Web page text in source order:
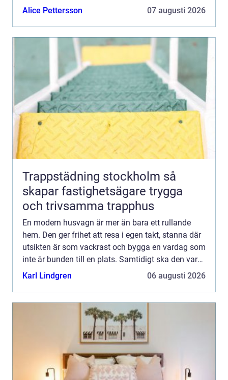
praktisk, säker och bekväm året runt. För många
Alice Pettersson 07 augusti 2026
Trappstädning stockholm så
skapar fastighetsägare trygga
och trivsamma trapphus
En modern husvagn är mer än bara ett rullande
hem. Den ger frihet att resa i egen takt, stanna där
utsikten är som vackrast och bygga en vardag som
inte är bunden till en plats. Samtidigt ska den vara
praktisk, säker och bekväm året runt. För många
Karl Lindgren 06 augusti 2026